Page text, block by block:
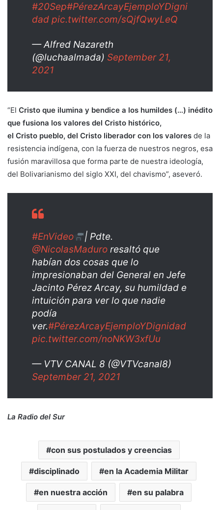
#20Sep#PérezArcayEjemploYDigni
dad pic.twitter.com/sQjfQwyLeQ
— Alfred Nazareth
(@luchaalmada) September 21,
2021
“El Cristo que ilumina y bendice a los humildes (…) inédito
que fusiona los valores del Cristo histórico,
el Cristo pueblo, del Cristo liberador con los valores de la
resistencia indígena, con la fuerza de nuestros negros, esa
fusión maravillosa que forma parte de nuestra ideología,
del Bolivarianismo del siglo XXI, del chavismo”, aseveró.
#EnVideo
| Pdte.
@NicolasMaduro resaltó que
habían dos cosas que lo
impresionaban del General en Jefe
Jacinto Pérez Arcay, su humildad e
intuición para ver lo que nadie
podía
ver.#PérezArcayEjemploYDignidad
pic.twitter.com/noNKW3xfUu
— VTV CANAL 8 (@VTVcanal8)
September 21, 2021
La Radio del Sur
con sus postulados y creencias
disciplinado en la Academia Militar
en nuestra acción en su palabra